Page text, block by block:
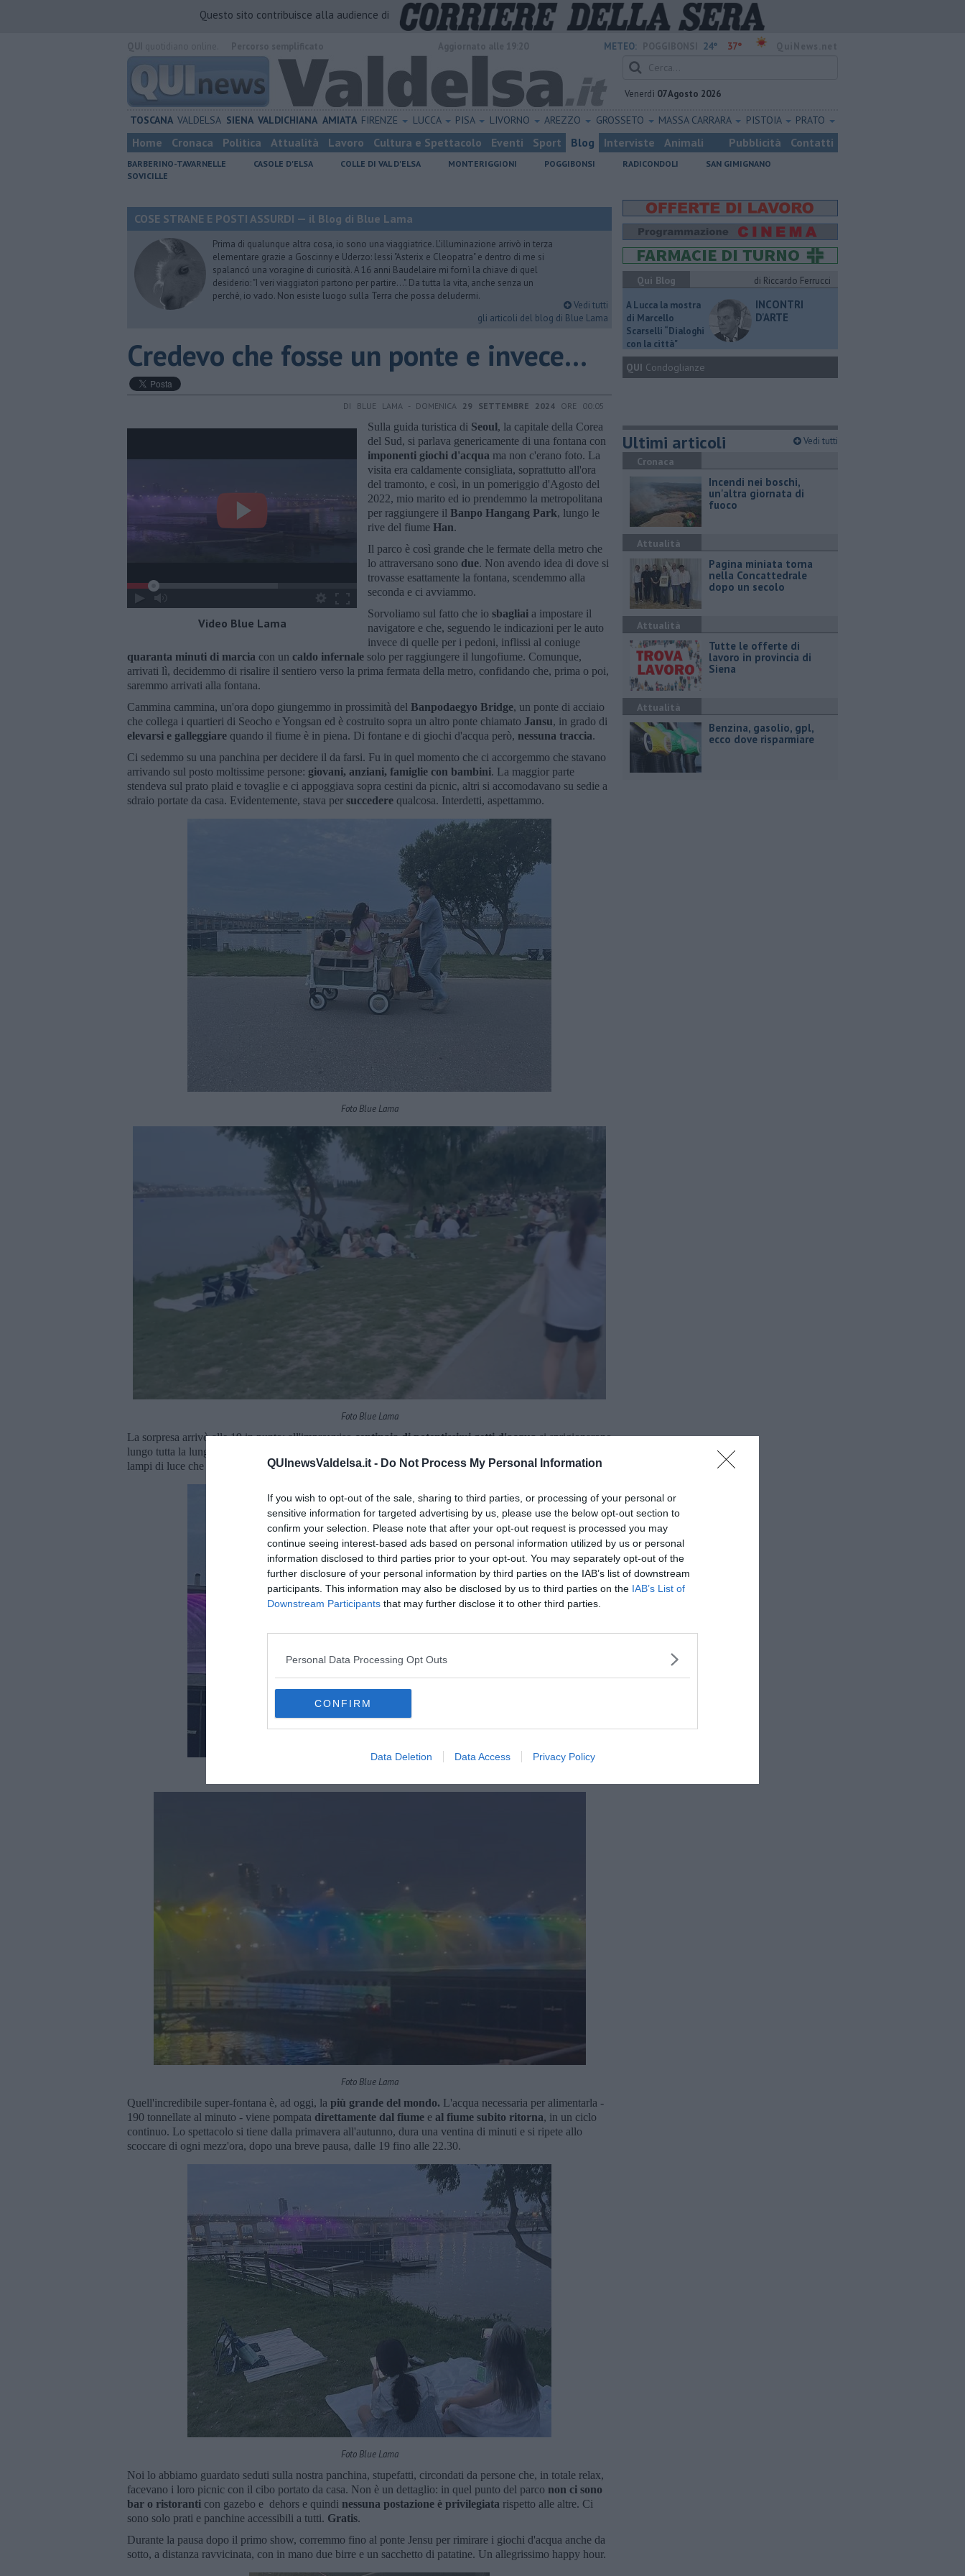
QUInewsValdelsa.it - Do Not Process My Personal Information
If you wish to opt-out of the sale, sharing to third parties, or processing of your personal or
sensitive information for targeted advertising by us, please use the below opt-out section to
confirm your selection. Please note that after your opt-out request is processed you may
continue seeing interest-based ads based on personal information utilized by us or personal
information disclosed to third parties prior to your opt-out. You may separately opt-out of the
further disclosure of your personal information by third parties on the IAB’s list of downstream
participants. This information may also be disclosed by us to third parties on the IAB’s List of
Downstream Participants that may further disclose it to other third parties.
Personal Data Processing Opt Outs
CONFIRM
Data Deletion Data Access Privacy Policy
Questo sito contribuisce alla audience di
METEO: 24° 37°
Venerdì 07 Agosto 2026
TOSCANA VALDELSA SIENA VALDICHIANA AMIATA FIRENZE LUCCA PISA LIVORNO AREZZO GROSSETO MASSA CARRARA PISTOIA PRATO
Home Cronaca Politica Attualità Lavoro Cultura e Spettacolo Eventi Sport Blog Interviste Animali Pubblicità Contatti
BARBERINO-TAVARNELLE CASOLE D'ELSA COLLE DI VAL D'ELSA MONTERIGGIONI POGGIBONSI RADICONDOLI
SAN GIMIGNANO
SOVICILLE
COSE STRANE E POSTI ASSURDI — il Blog di Blue Lama
Prima di qualunque altra cosa, io sono una viaggiatrice. L'illuminazione arrivò in terza
elementare grazie a Goscinny e Uderzo: lessi "Asterix e Cleopatra" e dentro di me si
spalancó una voragine di curiosità. A 16 anni Baudelaire mi fornì la chiave di quel
desiderio: "I veri viaggiatori partono per partire...". Da tutta la vita, anche senza un
perchè, io vado. Non esiste luogo sulla Terra che possa deludermi.
Vedi tutti
gli articoli del blog di Blue Lama
Credevo che fosse un ponte e invece...
DI BLUE LAMA - DOMENICA 29 SETTEMBRE 2024 ORE 00:05
Video Blue Lama
Sulla guida turistica di Seoul, la capitale della Corea
del Sud, si parlava genericamente di una fontana con
imponenti giochi d'acqua ma non c'erano foto. La
visita era caldamente consigliata, soprattutto all'ora
del tramonto, e così, in un pomeriggio d'Agosto del
2022, mio marito ed io prendemmo la metropolitana
per raggiungere il Banpo Hangang Park, lungo le
rive del fiume Han.
Il parco è così grande che le fermate della metro che
lo attraversano sono due. Non avendo idea di dove si
trovasse esattamente la fontana, scendemmo alla
seconda e ci avviammo.
Sorvoliamo sul fatto che io sbagliai a impostare il
navigatore e che, seguendo le indicazioni per le auto
invece di quelle per i pedoni, inflissi al coniuge
quaranta minuti di marcia con un caldo infernale solo per raggiungere il lungofiume. Comunque,
arrivati lì, decidemmo di risalire il sentiero verso la prima fermata della metro, confidando che, prima o poi,
saremmo arrivati alla fontana.
Cammina cammina, un'ora dopo giungemmo in prossimità del Banpodaegyo Bridge, un ponte di acciaio
che collega i quartieri di Seocho e Yongsan ed è costruito sopra un altro ponte chiamato Jansu, in grado di
elevarsi e galleggiare quando il fiume è in piena. Di fontane e di giochi d'acqua però, nessuna traccia.
Ci sedemmo su una panchina per decidere il da farsi. Fu in quel momento che ci accorgemmo che stavano
arrivando sul posto moltissime persone: giovani, anziani, famiglie con bambini. La maggior parte
stendeva sul prato plaid e tovaglie e ci appoggiava sopra cestini da picnic, altri si accomodavano su sedie a
sdraio portate da casa. Evidentemente, stava per succedere qualcosa. Interdetti, aspettammo.
Foto Blue Lama
Foto Blue Lama
La sorpresa arrivò alle 19 in punto: all'improvvisocentinaia di potentissimi getti d'acquasi sprigionarono
lungo tutta la lunghezza del ponte Banpo, dando vita a decine di configurazioni diverse, illuminate da
lampi di luce che cambiavano colore al ritmo della musica. Eccola là, laMoonlight Rainbow Fountain.
Foto Blue Lama
Quell'incredibile super-fontana è, ad oggi, la più grande del mondo. L'acqua necessaria per alimentarla -
190 tonnellate al minuto - viene pompata direttamente dal fiume e al fiume subito ritorna, in un ciclo
continuo. Lo spettacolo si tiene dalla primavera all'autunno, dura una ventina di minuti e si ripete allo
scoccare di ogni mezz'ora, dopo una breve pausa, dalle 19 fino alle 22.30.
Foto Blue Lama
Noi lo abbiamo guardato seduti sulla nostra panchina, stupefatti, circondati da persone che, in totale relax,
facevano i loro picnic con il cibo portato da casa. Non è un dettaglio: in quel punto del parco non ci sono
bar o ristoranti con gazebo e dehors e quindi nessuna postazione è privilegiata rispetto alle altre. Ci
sono solo prati e panchine accessibili a tutti. Gratis.
Durante la pausa dopo il primo show, corremmo fino al ponte Jensu per rimirare i giochi d'acqua anche da
sotto, a distanza ravvicinata, con in mano due birre e un sacchetto di patatine. Un allegrissimo happy hour.
Qui Blog
di Riccardo Ferrucci
A Lucca la mostra
di Marcello
Scarselli “Dialoghi
con la città"
INCONTRI
D'ARTE
QUI Condoglianze
Ultimi articoli Vedi tutti
Cronaca
Incendi nei boschi,
un'altra giornata di
fuoco
Attualità
Pagina miniata torna
nella Concattedrale
dopo un secolo
Attualità
​Tutte le offerte di
lavoro in provincia di
Siena
Attualità
​Benzina, gasolio, gpl,
ecco dove risparmiare